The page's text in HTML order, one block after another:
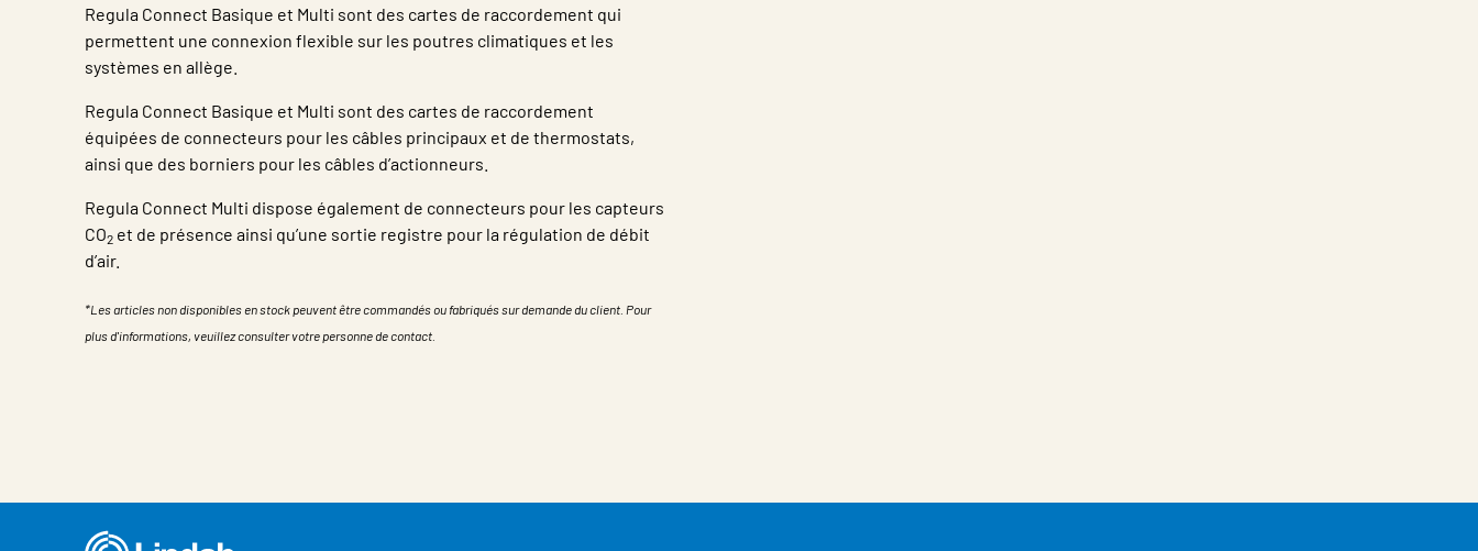
Regula Connect Basique et Multi sont des cartes de raccordement qui
permettent une connexion flexible sur les poutres climatiques et les
systèmes en allège.
Regula Connect Basique et Multi sont des cartes de raccordement
équipées de connecteurs pour les câbles principaux et de thermostats,
ainsi que des borniers pour les câbles d’actionneurs.
Regula Connect Multi dispose également de connecteurs pour les capteurs
CO2 et de présence ainsi qu’une sortie registre pour la régulation de débit
d’air.
*Les articles non disponibles en stock peuvent être commandés ou fabriqués sur demande du client. Pour
plus d'informations, veuillez consulter votre personne de contact.